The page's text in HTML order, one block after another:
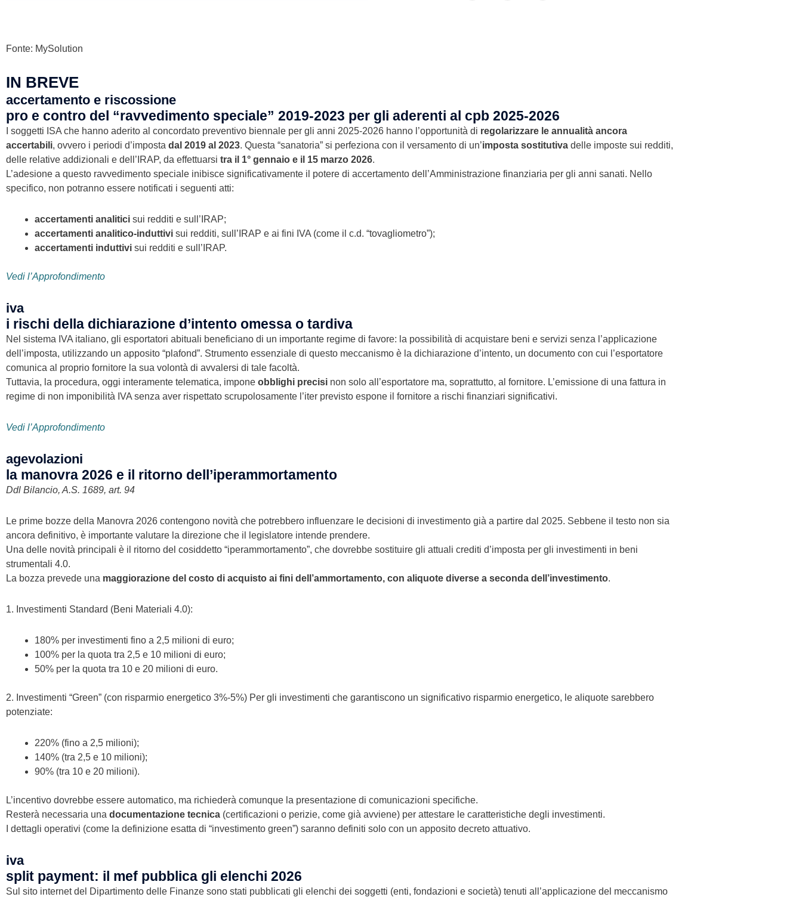
Fonte: MySolution
IN BREVE
accertamento e riscossione
pro e contro del “ravvedimento speciale” 2019-2023 per gli aderenti al cpb 2025-2026
I soggetti ISA che hanno aderito al concordato preventivo biennale per gli anni 2025-2026 hanno l’opportunità di regolarizzare le annualità ancora
accertabili, ovvero i periodi d’imposta dal 2019 al 2023. Questa “sanatoria” si perfeziona con il versamento di un’imposta sostitutiva delle imposte sui redditi,
delle relative addizionali e dell’IRAP, da effettuarsi tra il 1° gennaio e il 15 marzo 2026.
L’adesione a questo ravvedimento speciale inibisce significativamente il potere di accertamento dell’Amministrazione finanziaria per gli anni sanati. Nello
specifico, non potranno essere notificati i seguenti atti:
accertamenti analitici sui redditi e sull’IRAP;
accertamenti analitico-induttivi sui redditi, sull’IRAP e ai fini IVA (come il c.d. “tovagliometro”);
accertamenti induttivi sui redditi e sull’IRAP.
Vedi l’Approfondimento
iva
i rischi della dichiarazione d’intento omessa o tardiva
Nel sistema IVA italiano, gli esportatori abituali beneficiano di un importante regime di favore: la possibilità di acquistare beni e servizi senza l’applicazione
dell’imposta, utilizzando un apposito “plafond”. Strumento essenziale di questo meccanismo è la dichiarazione d’intento, un documento con cui l’esportatore
comunica al proprio fornitore la sua volontà di avvalersi di tale facoltà.
Tuttavia, la procedura, oggi interamente telematica, impone obblighi precisi non solo all’esportatore ma, soprattutto, al fornitore. L’emissione di una fattura in
regime di non imponibilità IVA senza aver rispettato scrupolosamente l’iter previsto espone il fornitore a rischi finanziari significativi.
Vedi l’Approfondimento
agevolazioni
la manovra 2026 e il ritorno dell’iperammortamento
Ddl Bilancio, A.S. 1689, art. 94
Le prime bozze della Manovra 2026 contengono novità che potrebbero influenzare le decisioni di investimento già a partire dal 2025. Sebbene il testo non sia
ancora definitivo, è importante valutare la direzione che il legislatore intende prendere.
Una delle novità principali è il ritorno del cosiddetto “iperammortamento”, che dovrebbe sostituire gli attuali crediti d’imposta per gli investimenti in beni
strumentali 4.0.
La bozza prevede una maggiorazione del costo di acquisto ai fini dell’ammortamento, con aliquote diverse a seconda dell’investimento.
1. Investimenti Standard (Beni Materiali 4.0):
180% per investimenti fino a 2,5 milioni di euro;
100% per la quota tra 2,5 e 10 milioni di euro;
50% per la quota tra 10 e 20 milioni di euro.
2. Investimenti “Green” (con risparmio energetico 3%-5%) Per gli investimenti che garantiscono un significativo risparmio energetico, le aliquote sarebbero
potenziate:
220% (fino a 2,5 milioni);
140% (tra 2,5 e 10 milioni);
90% (tra 10 e 20 milioni).
L’incentivo dovrebbe essere automatico, ma richiederà comunque la presentazione di comunicazioni specifiche.
Resterà necessaria una documentazione tecnica (certificazioni o perizie, come già avviene) per attestare le caratteristiche degli investimenti.
I dettagli operativi (come la definizione esatta di “investimento green”) saranno definiti solo con un apposito decreto attuativo.
iva
split payment: il mef pubblica gli elenchi 2026
Sul sito internet del Dipartimento delle Finanze sono stati pubblicati gli elenchi dei soggetti (enti, fondazioni e società) tenuti all’applicazione del meccanismo